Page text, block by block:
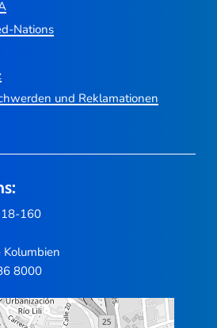
Nations
und Reklamationen
18-160
Kolumbien
8000